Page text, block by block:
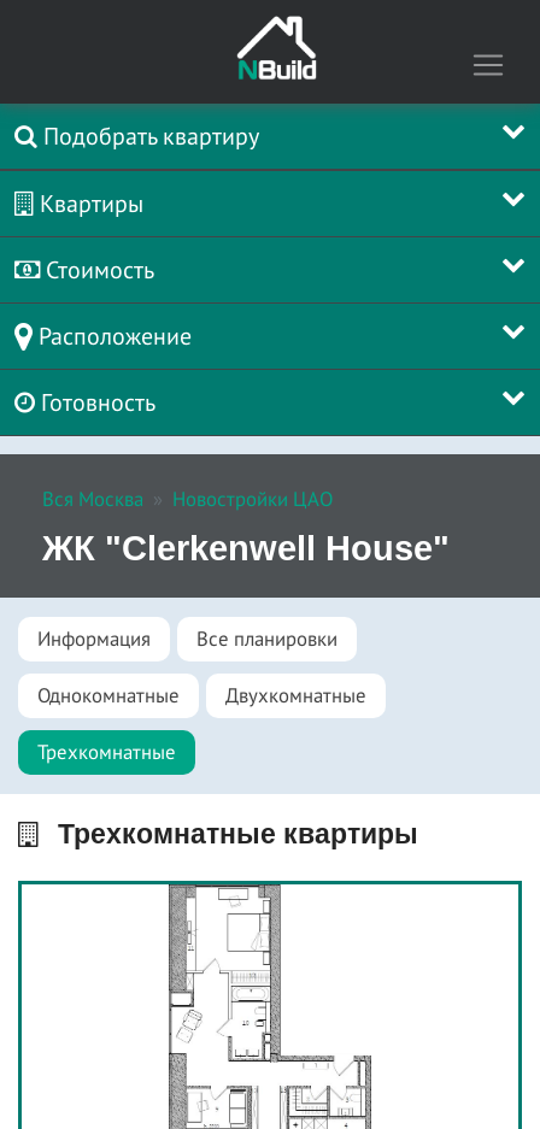
Подобрать квартиру
Квартиры
Стоимость
Расположение
Готовность
Вся Москва Новостройки ЦАО
ЖК "Clerkenwell House"
Информация Все планировки
Однокомнатные Двухкомнатные
Трехкомнатные
Трехкомнатные квартиры